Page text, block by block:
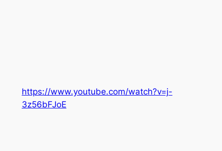
https://www.youtube.com/watch?v=j-
3z56bFJoE